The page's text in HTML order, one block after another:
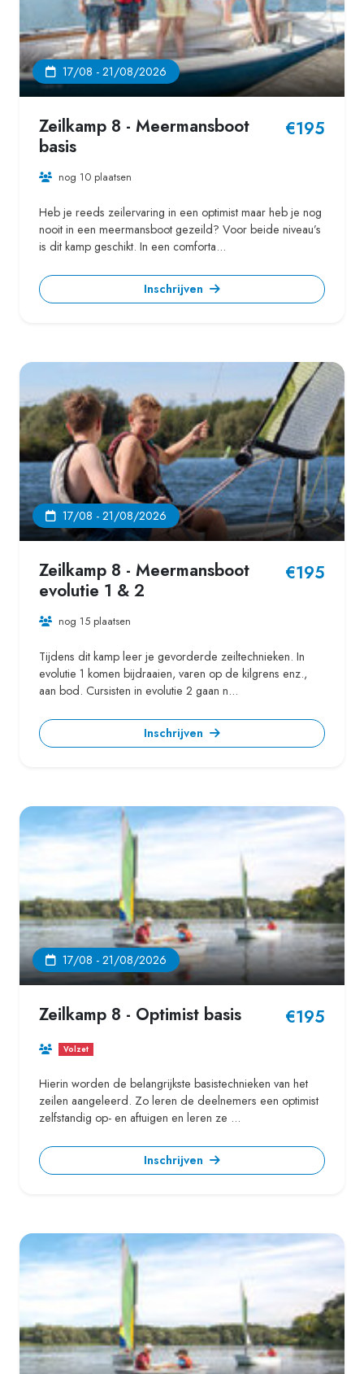
17/08 - 21/08/2026
Zeilkamp 8 - Meermansboot
basis
€195
nog 10 plaatsen
Heb je reeds zeilervaring in een optimist maar heb je nog
nooit in een meermansboot gezeild? Voor beide niveau’s
is dit kamp geschikt. In een comforta...
Inschrijven
17/08 - 21/08/2026
Zeilkamp 8 - Meermansboot
evolutie 1 & 2
€195
nog 15 plaatsen
Tijdens dit kamp leer je gevorderde zeiltechnieken. In
evolutie 1 komen bijdraaien, varen op de kilgrens enz.,
aan bod. Cursisten in evolutie 2 gaan n...
Inschrijven
17/08 - 21/08/2026
Zeilkamp 8 - Optimist basis €195
Volzet
Hierin worden de belangrijkste basistechnieken van het
zeilen aangeleerd. Zo leren de deelnemers een optimist
zelfstandig op- en aftuigen en leren ze ...
Inschrijven